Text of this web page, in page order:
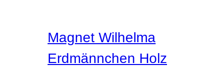
Magnet Wilhelma
Erdmännchen Holz